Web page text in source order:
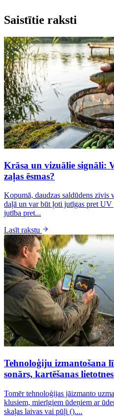
Saistītie raksti
Krāsa un vizuālie signāli:
zaļas ēsmas?
Kopumā, daudzas saldūdens zivis
daļā un var būt ļoti jutīgas pret
jutība pret...
Lasīt rakstu
Tehnoloģiju izmantošana
sonārs, kartēšanas
Tomēr tehnoloģijas jāizmanto
klusiem, mierīgiem ūdeņiem ar
skaļas laivas vai pūļi ()....